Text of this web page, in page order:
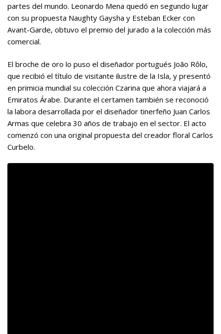
partes del mundo. Leonardo Mena quedó en segundo lugar
con su propuesta Naughty Gaysha y Esteban Ecker con
Avant-Garde, obtuvo el premio del jurado a la colección más
comercial.
El broche de oro lo puso el diseñador portugués João Rôlo,
que recibió el título de visitante ilustre de la Isla, y presentó
en primicia mundial su colección Czarina que ahora viajará a
Emiratos Árabe. Durante el certamen también se reconoció
la labora desarrollada por el diseñador tinerfeño Juan Carlos
Armas que celebra 30 años de trabajo en el sector. El acto
comenzó con una original propuesta del creador floral Carlos
Curbelo.